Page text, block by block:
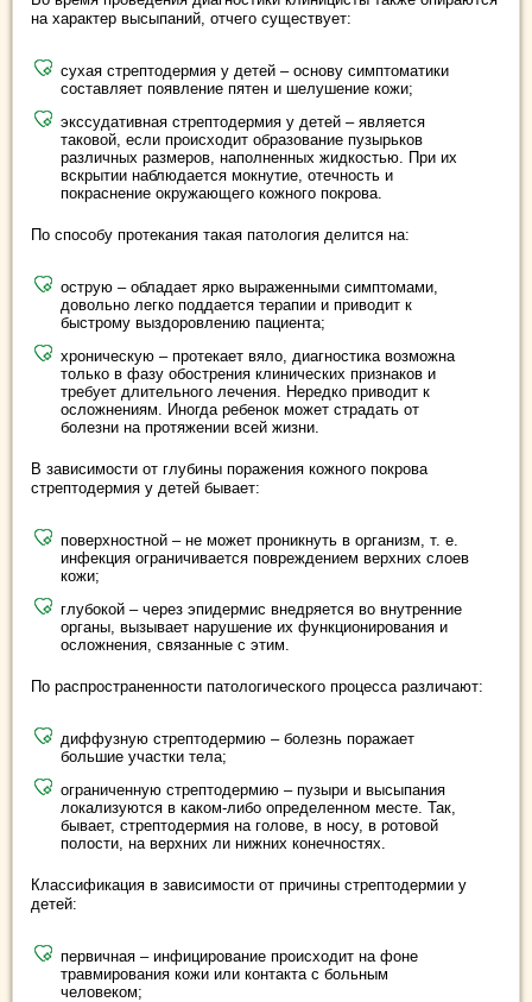
на характер высыпаний, отчего существует:
сухая стрептодермия у детей – основу симптоматики
составляет появление пятен и шелушение кожи;
экссудативная стрептодермия у детей – является
таковой, если происходит образование пузырьков
различных размеров, наполненных жидкостью. При их
вскрытии наблюдается мокнутие, отечность и
покраснение окружающего кожного покрова.
По способу протекания такая патология делится на:
острую – обладает ярко выраженными симптомами,
довольно легко поддается терапии и приводит к
быстрому выздоровлению пациента;
хроническую – протекает вяло, диагностика возможна
только в фазу обострения клинических признаков и
требует длительного лечения. Нередко приводит к
осложнениям. Иногда ребенок может страдать от
болезни на протяжении всей жизни.
В зависимости от глубины поражения кожного покрова
стрептодермия у детей бывает:
поверхностной – не может проникнуть в организм, т. е.
инфекция ограничивается повреждением верхних слоев
кожи;
глубокой – через эпидермис внедряется во внутренние
органы, вызывает нарушение их функционирования и
осложнения, связанные с этим.
По распространенности патологического процесса различают:
диффузную стрептодермию – болезнь поражает
большие участки тела;
ограниченную стрептодермию – пузыри и высыпания
локализуются в каком-либо определенном месте. Так,
бывает, стрептодермия на голове, в носу, в ротовой
полости, на верхних ли нижних конечностях.
Классификация в зависимости от причины стрептодермии у
детей:
первичная – инфицирование происходит на фоне
травмирования кожи или контакта с больным
человеком;